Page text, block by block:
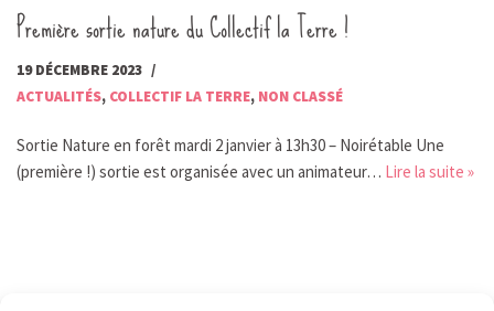
Première sortie nature du Collectif la Terre !
19 DÉCEMBRE 2023
ACTUALITÉS, COLLECTIF LA TERRE, NON CLASSÉ
Sortie Nature en forêt mardi 2 janvier à 13h30 – Noirétable Une
(première !) sortie est organisée avec un animateur… Lire la suite »